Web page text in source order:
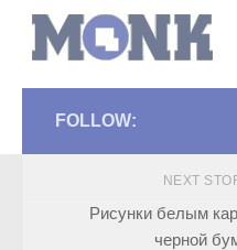
FOLLOW:
NEXT
Рисунки белым
черной